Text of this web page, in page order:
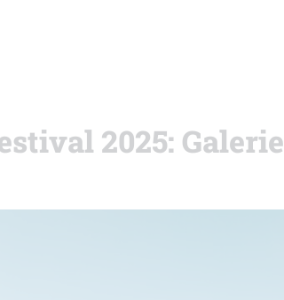
2025: Galerie